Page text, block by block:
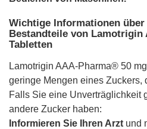
Wichtige Informationen
Bestandteile von Lamotrigin
Tabletten
Lamotrigin AAA-Pharma® 50
geringe Mengen eines Zuckers,
Falls Sie eine Unverträglichkeit
andere Zucker haben:
Informieren Sie Ihren Arzt und